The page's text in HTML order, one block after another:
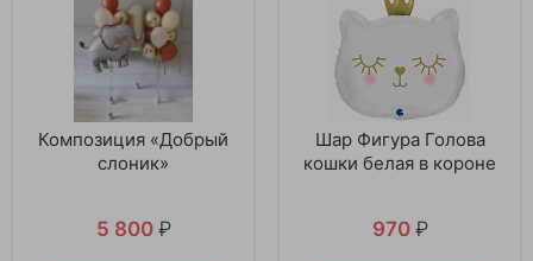
Композиция «Добрый
слоник»
5 800 ₽
Шар Фигура Голова
кошки белая в короне
970 ₽